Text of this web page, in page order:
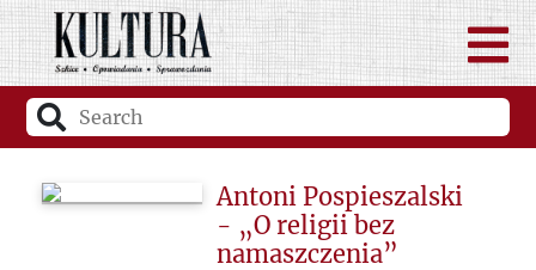
Antoni Pospieszalski
- „O religii bez
namaszczenia”